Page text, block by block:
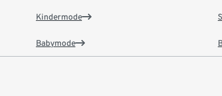
Kindermode
Babymode